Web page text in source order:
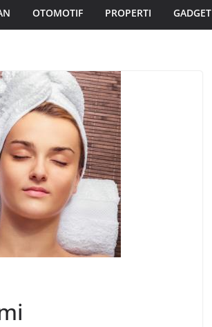
OTOMOTIF PROPERTI GADGET